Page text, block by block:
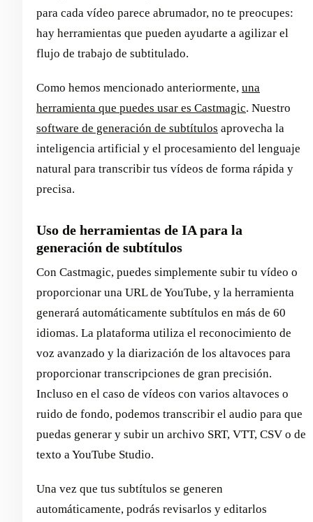
para cada vídeo parece abrumador, no te preocupes:
hay herramientas que pueden ayudarte a agilizar el
flujo de trabajo de subtitulado.
Como hemos mencionado anteriormente, una
herramienta que puedes usar es Castmagic. Nuestro
software de generación de subtítulos aprovecha la
inteligencia artificial y el procesamiento del lenguaje
natural para transcribir tus vídeos de forma rápida y
precisa.
Uso de herramientas de IA para la
generación de subtítulos
Con Castmagic, puedes simplemente subir tu vídeo o
proporcionar una URL de YouTube, y la herramienta
generará automáticamente subtítulos en más de 60
idiomas. La plataforma utiliza el reconocimiento de
voz avanzado y la diarización de los altavoces para
proporcionar transcripciones de gran precisión.
Incluso en el caso de vídeos con varios altavoces o
ruido de fondo, podemos transcribir el audio para que
puedas generar y subir un archivo SRT, VTT, CSV o de
texto a YouTube Studio.
Una vez que tus subtítulos se generen
automáticamente, podrás revisarlos y editarlos